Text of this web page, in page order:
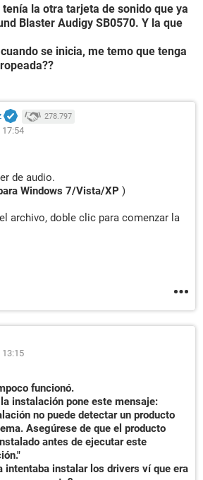
la otra tarjeta de sonido que ya
Blaster Audigy SB0570. Y la que
se inicia, me temo que tenga
278.797
17:54
de audio.
Windows 7/Vista/XP )
archivo, doble clic para comenzar la
13:15
funcionó.
instalación pone este mensaje:
no puede detectar un producto
Asegúrese de que el producto
antes de ejecutar este
intentaba instalar los drivers ví que era